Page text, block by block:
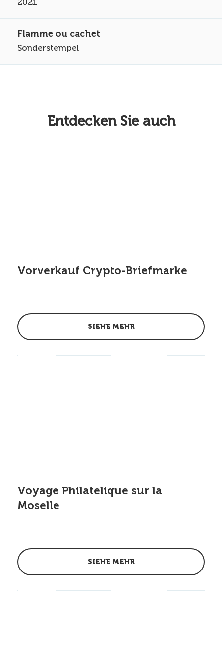
2021
Sonderstempel
Entdecken Sie auch
Vorverkauf Crypto-Briefmarke
SIEHE MEHR
Voyage Philatelique sur la
Moselle
SIEHE MEHR